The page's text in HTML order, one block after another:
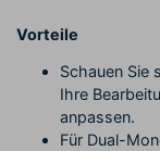
Vorteile
Schauen Sie
Ihre
anpassen.
Für Dual-